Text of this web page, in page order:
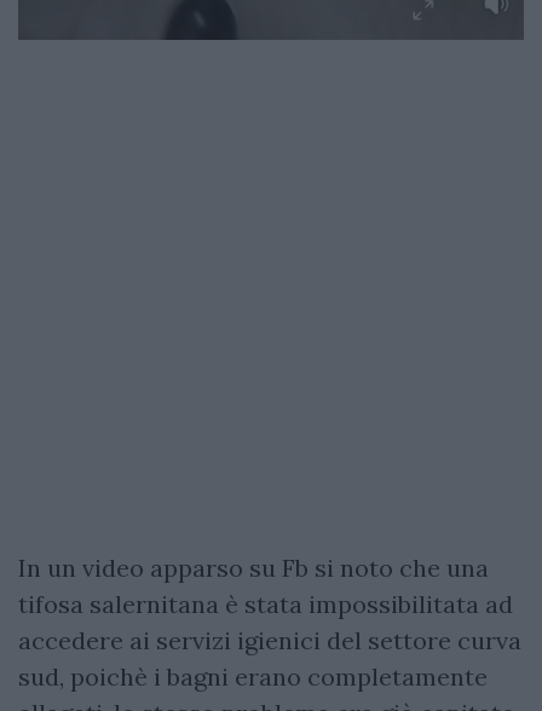
In un video apparso su Fb si noto che una
tifosa salernitana è stata impossibilitata ad
accedere ai servizi igienici del settore curva
sud, poichè i bagni erano completamente